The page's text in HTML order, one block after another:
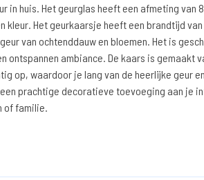
in huis. Het geurglas heeft een afmeting van
kleur. Het geurkaarsje heeft een brandtijd van
van ochtenddauw en bloemen. Het is
ontspannen ambiance. De kaars is gemaakt
op, waardoor je lang van de heerlijke geur
prachtige decoratieve toevoeging aan je
of familie.